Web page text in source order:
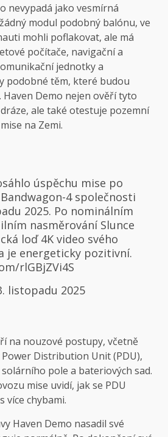
nevypadá jako vesmírná
modul podobný balónu, ve
mohli poflakovat, ale má
počítače, navigační a
jednotky a
podobné těm, které budou
Haven Demo nejen ověří tyto
ale také otestuje pozemní
na Zemi.
úspěchu mise po
4 společnosti
2025. Po nominálním
nasměrování Slunce
loď 4K video svého
je energeticky pozitivní.
rlGBjZVi4S
listopadu 2025
na nouzové postupy, včetně
Distribution Unit (PDU),
pole a bateriových sad.
mise uvidí, jak se PDU
více chybami.
Haven Demo nasadil své